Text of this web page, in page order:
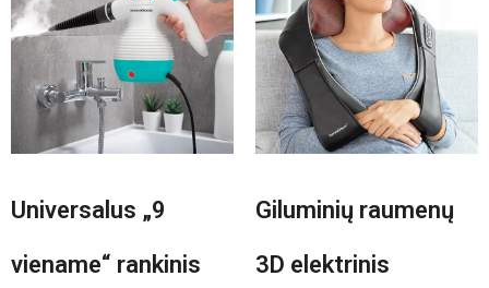
Universalus „9
viename“ rankinis
Giluminių raumenų
3D elektrinis